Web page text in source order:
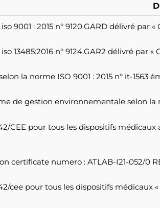
9001 : 2015 n° 9120.GARD délivré par «
n° 9124.GAR2 délivré par «
la norme ISO 9001 : 2015 n° it-1563
de gestion environnementale selon la
CEE pour tous les dispositifs
certificate numero : ATLAB-I21-052/0
cee pour tous les dispositifs médicaux